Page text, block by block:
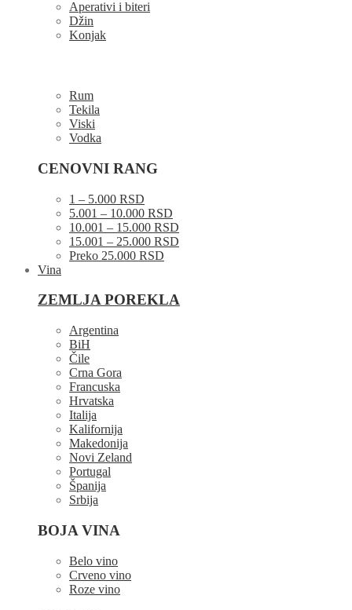
Aperativi i biteri
Džin
Konjak
Rum
Tekila
Viski
Vodka
CENOVNI RANG
1 – 5.000 RSD
5.001 – 10.000 RSD
10.001 – 15.000 RSD
15.001 – 25.000 RSD
Preko 25.000 RSD
Vina
ZEMLJA POREKLA
Argentina
BiH
Čile
Crna Gora
Francuska
Hrvatska
Italija
Kalifornija
Makedonija
Novi Zeland
Portugal
Španija
Srbija
BOJA VINA
Belo vino
Crveno vino
Roze vino